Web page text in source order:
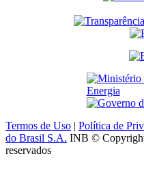
Termos de Uso | Política de
do Brasil S.A. INB ©
reservados